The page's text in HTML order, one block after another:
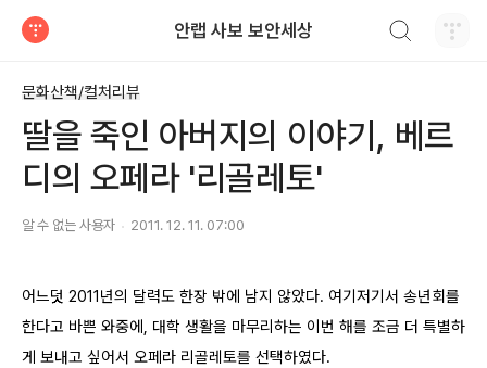
안랩 사보 보안세상
문화산책/컬처리뷰
딸을 죽인 아버지의 이야기, 베르
디의 오페라 '리골레토'
알 수 없는 사용자 2011. 12. 11. 07:00
어느덧 2011년의 달력도 한장 밖에 남지 않았다. 여기저기서 송년회를
한다고 바쁜 와중에, 대학 생활을 마무리하는 이번 해를 조금 더 특별하
게 보내고 싶어서 오페라 리골레토를 선택하였다.